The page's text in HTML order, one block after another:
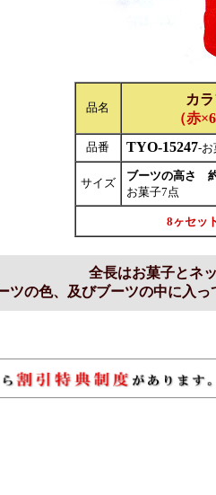
品名
カ
（赤
品番 TYO-15247-お
サイズ
ブーツの高さ
お菓子7点
8ヶセッ
全長はお菓子とネ
ツの色、及びブーツの中に入